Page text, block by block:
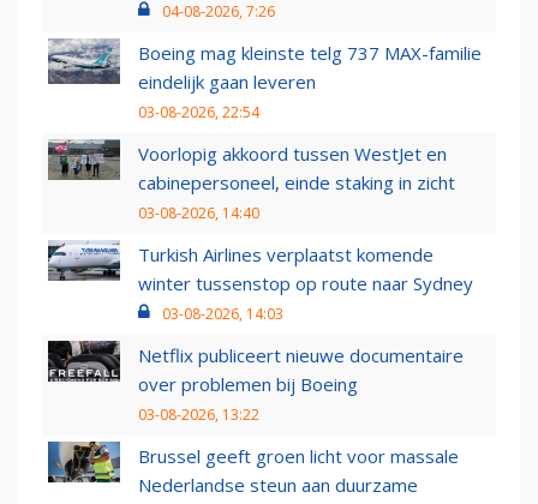
04-08-2026, 7:26
Boeing mag kleinste telg 737 MAX-familie
eindelijk gaan leveren
03-08-2026, 22:54
Voorlopig akkoord tussen WestJet en
cabinepersoneel, einde staking in zicht
03-08-2026, 14:40
Turkish Airlines verplaatst komende
winter tussenstop op route naar Sydney
03-08-2026, 14:03
Netflix publiceert nieuwe documentaire
over problemen bij Boeing
03-08-2026, 13:22
Brussel geeft groen licht voor massale
Nederlandse steun aan duurzame